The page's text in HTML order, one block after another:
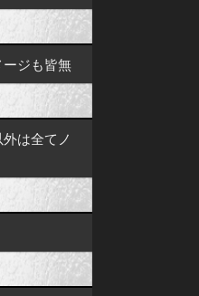
ジも皆無
は全てノ